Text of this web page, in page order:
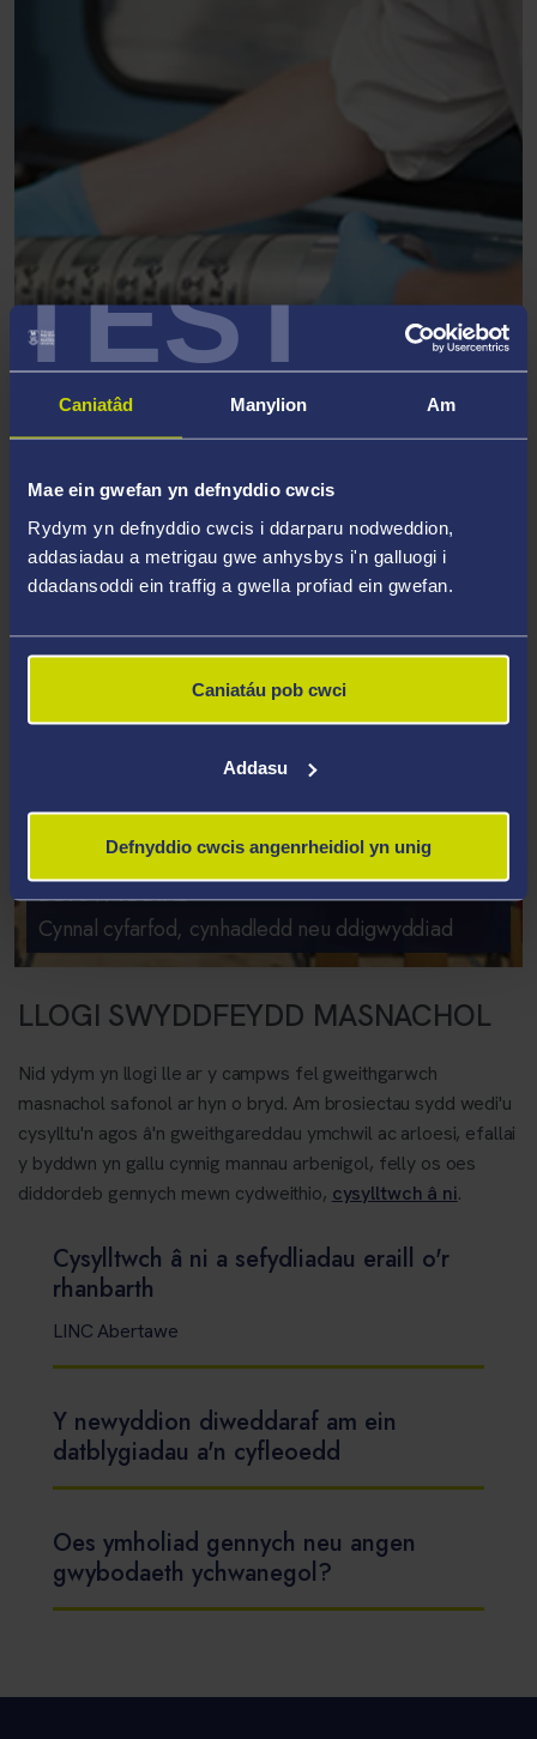
TEST
Caniatâd Manylion Am
Mae ein gwefan yn defnyddio cwcis
Rydym yn defnyddio cwcis i ddarparu nodweddion,
addasiadau a metrigau gwe anhysbys i'n galluogi i
ddadansoddi ein traffig a gwella profiad ein gwefan.
Caniatáu pob cwci
Addasu
Defnyddio cwcis angenrheidiol yn unig
MYNEDIAD AT EIN CYFLEUSTERAU AC
OFFER YMCHWIL
CYNNAL CYNHADLEDD NEU
DDIGWYDDIAD
Cynnal cyfarfod, cynhadledd neu ddigwyddiad
LLOGI SWYDDFEYDD MASNACHOL
Nid ydym yn llogi lle ar y campws fel gweithgarwch
masnachol safonol ar hyn o bryd. Am brosiectau sydd wedi'u
cysylltu'n agos â'n gweithgareddau ymchwil ac arloesi, efallai
y byddwn yn gallu cynnig mannau arbenigol, felly os oes
diddordeb gennych mewn cydweithio, cysylltwch â ni.
Cysylltwch â ni a sefydliadau eraill o'r
rhanbarth
LINC Abertawe
Y newyddion diweddaraf am ein
datblygiadau a'n cyfleoedd
Oes ymholiad gennych neu angen
gwybodaeth ychwanegol?